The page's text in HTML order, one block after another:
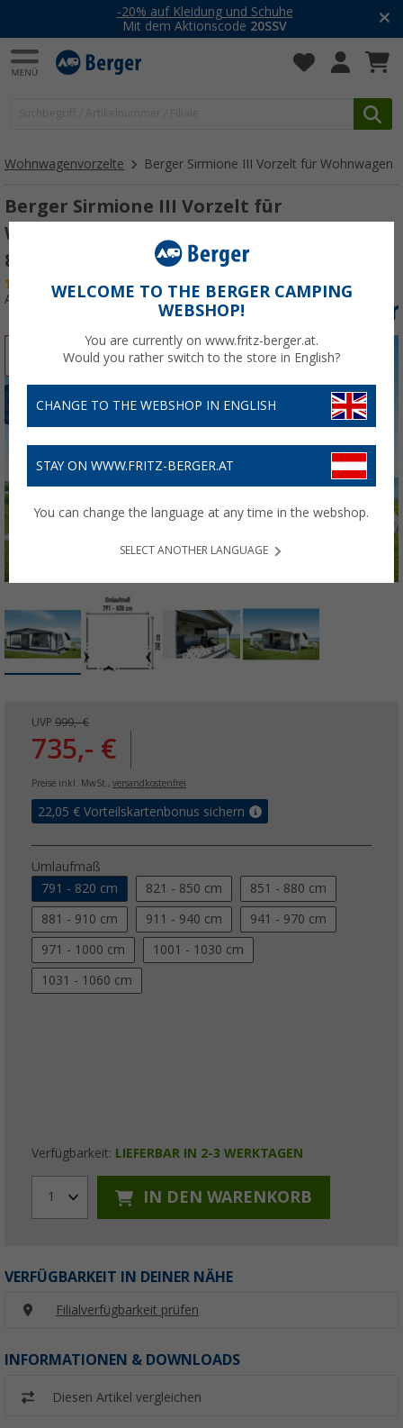
-20% auf Kleidung und Schuhe
Mit dem Aktionscode 20SSV
Wohnwagenvorzelte Berger Sirmione III Vorzelt für Wohnwagen
Berger Sirmione III Vorzelt für
Wohnwagen (Größe 9), Umlaufmaß 791 -
820 cm
Art.-Nr.: 257400820
UVP 999,- €
735,- €
Preise inkl. MwSt., versandkostenfrei
22,05 € Vorteilskartenbonus sichern
Umlaufmaß
791 - 820 cm
821 - 850 cm 851 - 880 cm
881 - 910 cm 911 - 940 cm 941 - 970 cm
971 - 1000 cm 1001 - 1030 cm
1031 - 1060 cm
Verfügbarkeit: LIEFERBAR IN 2-3 WERKTAGEN
1 IN DEN WARENKORB
VERFÜGBARKEIT IN DEINER NÄHE
Filialverfügbarkeit prüfen
INFORMATIONEN & DOWNLOADS
Diesen Artikel vergleichen
WELCOME TO THE BERGER CAMPING
WEBSHOP!
You are currently on www.fritz-berger.at.
Would you rather switch to the store in English?
CHANGE TO THE WEBSHOP IN ENGLISH
STAY ON WWW.FRITZ-BERGER.AT
You can change the language at any time in the webshop.
SELECT ANOTHER LANGUAGE